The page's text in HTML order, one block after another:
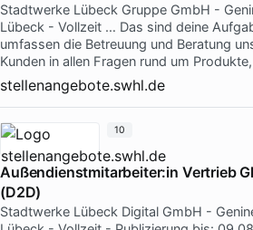
Stadtwerke Lübeck Gruppe GmbH -
Lübeck - Vollzeit … Das sind deine
umfassen die Betreuung und Beratung
Kunden in allen Fragen rund um
stellenangebote.swhl.de
Außendienstmitarbeiter:in Vertrieb
(D2D)
Stadtwerke Lübeck Digital GmbH -
10